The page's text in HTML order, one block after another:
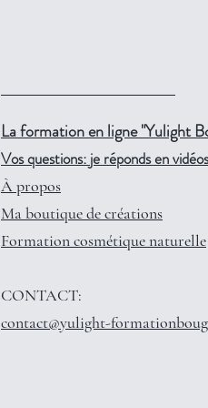
La formation en ligne "Yulight
Vos questions: je réponds en
À propos
Ma boutique de créations
Formation cosmétique naturelle
CONTACT:
contact@yulight-